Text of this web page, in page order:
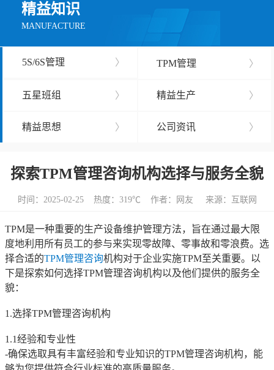
精益知识
MANUFACTURE
5S/6S管理 〉 TPM管理 〉
五星班组 〉 精益生产 〉
精益思想 〉 公司资讯 〉
探索TPM管理咨询机构选择与服务全貌
时间：2025-02-25 热度： 319℃ 作者：网友 来源：互联网
TPM是一种重要的生产设备维护管理方法，旨在通过最大限
度地利用所有员工的参与来实现零故障、零事故和零浪费。选
择合适的TPM管理咨询机构对于企业实施TPM至关重要。以
下是探索如何选择TPM管理咨询机构以及他们提供的服务全
貌：
1.选择TPM管理咨询机构
1.1经验和专业性
-确保选取具有丰富经验和专业知识的TPM管理咨询机构，能